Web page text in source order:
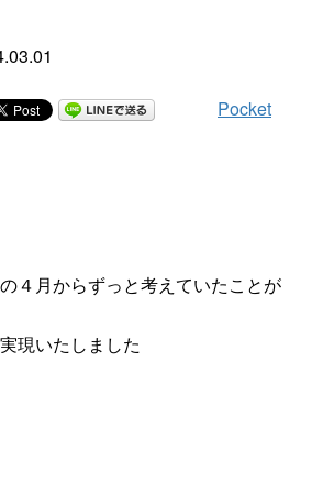
Pocket
４月からずっと考えていたことが
現いたしました